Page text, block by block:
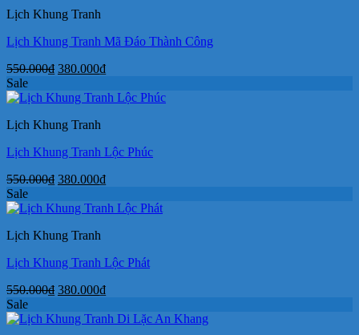
Lịch Khung Tranh
Lịch Khung Tranh Mã Đáo Thành Công
550.000₫ Giá
là:
380.000₫Giá
tại
Sale
Lịch Khung Tranh
Lịch Khung Tranh Lộc Phúc
550.000₫ Giá
là:
380.000₫Giá
tại
Sale
Lịch Khung Tranh
Lịch Khung Tranh Lộc Phát
550.000₫ Giá
là:
380.000₫Giá
tại
Sale